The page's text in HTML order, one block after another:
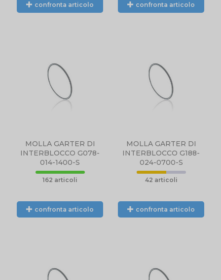
confronta articolo confronta articolo
MOLLA GARTER DI
INTERBLOCCO G078-
014-1400-S
162 articoli
confronta articolo
MOLLA GARTER DI
INTERBLOCCO G188-
024-0700-S
42 articoli
confronta articolo